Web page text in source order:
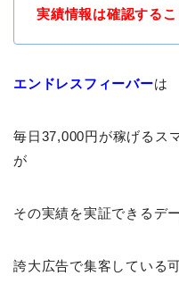
実績情報は確認するこ
エンドレスフィーバーは
毎日37,000円が稼げるス
が
その実績を実証できるデ
誇大広告で集客している